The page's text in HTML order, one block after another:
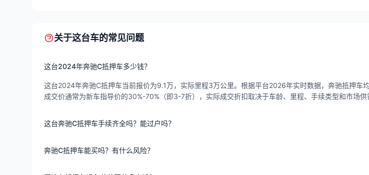
关于这台车的常见问题
这台2024年奔驰C抵押车多少钱？
这台2024年奔驰C抵押车当前报价为9.1万，实际里程3万公里。根据平台2026年实时数据，奔驰抵押
成交价通常为新车指导价的30%-70%（即3-7折），实际成交折扣取决于车龄、里程、手续类型和市场供
这台奔驰C抵押车手续齐全吗？能过户吗？
奔驰C抵押车能买吗？有什么风险？